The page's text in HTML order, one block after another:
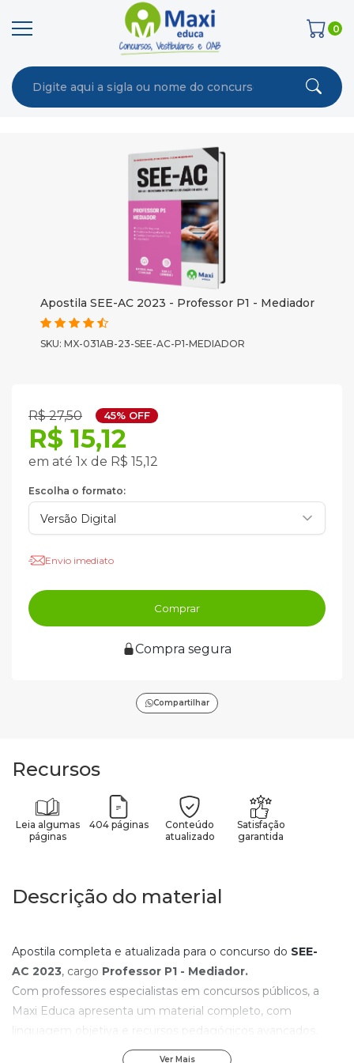
0
Apostila SEE-AC 2023 - Professor P1 - Mediador
SKU: MX-031AB-23-SEE-AC-P1-MEDIADOR
R$ 27,50 45% OFF
R$ 15,12
em até 1x de R$ 15,12
Escolha o formato:
Envio imediato
Comprar
Compra segura
Compartilhar
Recursos
Leia algumas
páginas
404 páginas
Conteúdo
atualizado
Satisfação
garantida
Descrição do material
Apostila completa e atualizada para o concurso do SEE-
AC 2023, cargo Professor P1 - Mediador.
Com professores especialistas em concursos públicos, a
Maxi Educa apresenta um material completo, com
linguagem objetiva e recursos pedagógicos avançados.
Com os elementos de aprendizagem contidos nesta
Ver Mais